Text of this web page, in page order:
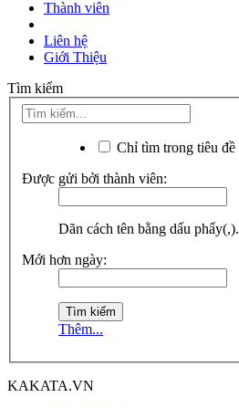
Thành viên
Liên hệ
Giới Thiệu
Tìm kiếm
Chỉ tìm trong tiêu đề
Được gửi bởi thành viên:
Dãn cách tên bằng dấu phẩy(,).
Mới hơn ngày:
Thêm...
KAKATA.VN